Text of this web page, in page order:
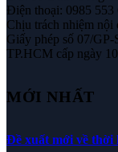
Điện thoại: 0985
Chịu trách nhiệm
Giấy phép số 07/
TP.HCM cấp ngày
MỚI NHẤT
Đề xuất mới về thời